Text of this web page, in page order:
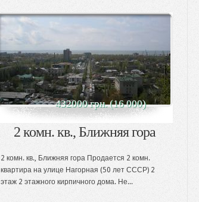
432000 грн. (16 000)
2 комн. кв., Ближняя гора
2 комн. кв., Ближняя гора Продается 2 комн.
квартира на улице Нагорная (50 лет СССР) 2
этаж 2 этажного кирпичного дома. Не...